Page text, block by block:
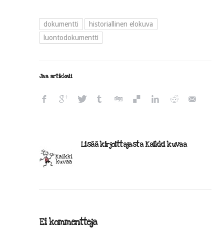
dokumentti
historiallinen elokuva
luontodokumentti
Jaa artikkeli
Lisää kirjoittajasta Kaikki kuvaa
Ei kommentteja